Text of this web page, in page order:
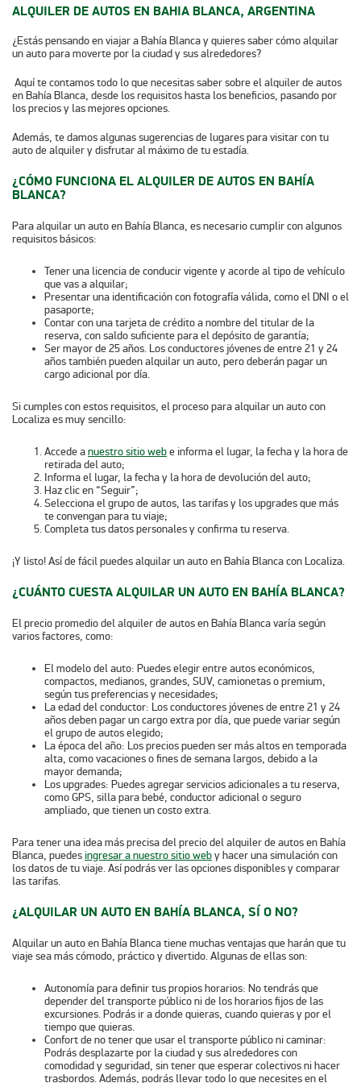
ALQUILER DE AUTOS EN BAHIA BLANCA, ARGENTINA
¿Estás pensando en viajar a Bahía Blanca y quieres saber cómo alquilar
un auto para moverte por la ciudad y sus alrededores?
Aquí te contamos todo lo que necesitas saber sobre elalquiler de autos
en Bahía Blanca, desde los requisitos hasta los beneficios, pasando por
los precios y las mejores opciones.
Además, te damos algunas sugerencias de lugares para visitar con tu
auto de alquiler y disfrutar al máximo de tu estadía.
¿CÓMO FUNCIONA EL ALQUILER DE AUTOS EN BAHÍA
BLANCA?
Para alquilar un auto en Bahía Blanca, es necesario cumplir con algunos
requisitos básicos:
Tener una licencia de conducir vigentey acorde al tipo de vehículo
que vas a alquilar;
Presentar una identificación con fotografía válida, como el DNI o el
pasaporte;
Contar con unatarjeta de créditoa nombre del titular de la
reserva, con saldo suficiente para el depósito de garantía;
Sermayor de 25 años. Los conductores jóvenes de entre 21 y 24
años también pueden alquilar un auto, pero deberán pagar un
cargo adicional por día.
Si cumples con estos requisitos, el proceso para alquilar un auto con
Localiza es muy sencillo:
Accede anuestro sitio webe informa el lugar, la fecha y la hora de
retirada del auto;
Informa el lugar, la fecha y la hora de devolución del auto;
Haz clic en “Seguir”;
Selecciona el grupo de autos, las tarifas y los upgrades que más
te convengan para tu viaje;
Completa tus datos personales y confirma tu reserva.
¡Y listo! Así de fácil puedesalquilar un auto en Bahía Blancacon Localiza.
¿CUÁNTO CUESTA ALQUILAR UN AUTO EN BAHÍA BLANCA?
El precio promedio del alquiler de autos en Bahía Blanca varía según
varios factores, como:
El modelo del auto: Puedes elegir entre autos económicos,
compactos, medianos, grandes, SUV, camionetas o premium,
según tus preferencias y necesidades;
La edad del conductor: Los conductores jóvenes de entre 21 y 24
años deben pagar un cargo extra por día, que puede variar según
el grupo de autos elegido;
La época del año: Los precios pueden ser más altos en temporada
alta, como vacaciones o fines de semana largos, debido a la
mayor demanda;
Los upgrades: Puedes agregar servicios adicionales a tu reserva,
como GPS, silla para bebé, conductor adicional o seguro
ampliado, que tienen un costo extra.
Para tener una idea más precisa del precio del alquiler de autos en Bahía
Blanca, puedes ingresar a nuestro sitio weby hacer una simulación con
los datos de tu viaje. Así podrás ver las opciones disponibles y comparar
las tarifas.
¿ALQUILAR UN AUTO EN BAHÍA BLANCA, SÍ O NO?
Alquilar un auto en Bahía Blanca tiene muchas ventajas que harán que tu
viaje sea más cómodo, práctico y divertido. Algunas de ellas son:
Autonomía para definir tus propios horarios: No tendrás que
depender del transporte público ni de los horarios fijos de las
excursiones. Podrás ir a donde quieras, cuando quieras y por el
tiempo que quieras.
Confort de no tener que usar el transporte público ni caminar:
Podrás desplazarte por la ciudad y sus alrededores con
comodidad y seguridad, sin tener que esperar colectivos ni hacer
trasbordos. Además, podrás llevar todo lo que necesites en el